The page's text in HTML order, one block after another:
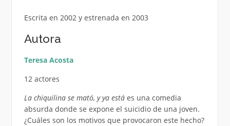
Escrita en 2002 y estrenada en 2003
Autora
Teresa Acosta
12 actores
La chiquilina se mató, y ya estáes una comedia
absurda donde se expone el suicidio de una joven.
¿Cuáles son los motivos que provocaron este hecho?